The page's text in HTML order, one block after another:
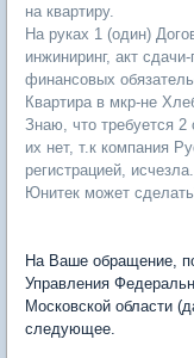
на квартиру.
На руках 1 (один)
инжиниринг, акт
финансовых
Квартира в мкр-не
Знаю, что требуется 2
их нет, т.к компания
регистрацией,
Юнитек может
На Ваше обращение,
Управления
Московской области
следующее.